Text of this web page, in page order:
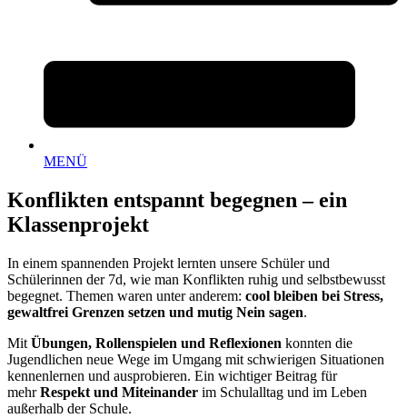
MENÜ
Konflikten entspannt begegnen – ein
Klassenprojekt
In einem spannenden Projekt lernten unsere Schüler und
Schülerinnen der 7d, wie man Konflikten ruhig und selbstbewusst
begegnet. Themen waren unter anderem: cool bleiben bei Stress,
gewaltfrei Grenzen setzen und mutig Nein sagen.
Mit Übungen, Rollenspielen und Reflexionen konnten die
Jugendlichen neue Wege im Umgang mit schwierigen Situationen
kennenlernen und ausprobieren. Ein wichtiger Beitrag für
mehr Respekt und Miteinander im Schulalltag und im Leben
außerhalb der Schule.